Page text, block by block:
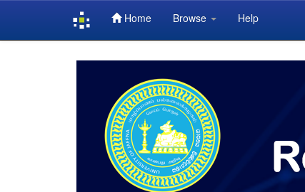
Home Browse Help